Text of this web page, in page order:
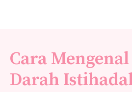
Cara
Darah